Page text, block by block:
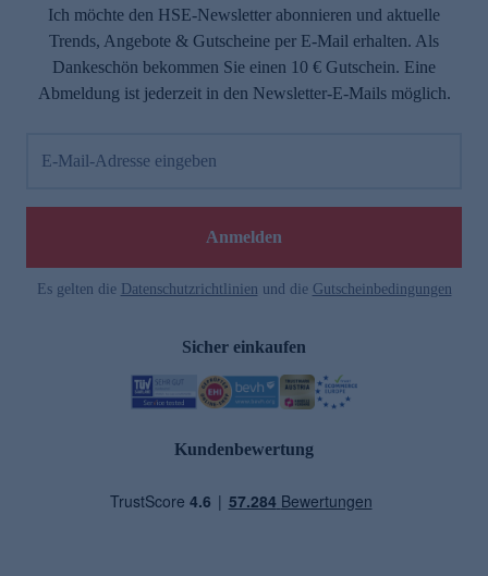
Ich möchte den HSE-Newsletter abonnieren und aktuelle
Trends, Angebote & Gutscheine per E-Mail erhalten. Als
Dankeschön bekommen Sie einen 10 € Gutschein. Eine
Abmeldung ist jederzeit in den Newsletter-E-Mails möglich.
E-Mail-Adresse eingeben
Anmelden
Es gelten die Datenschutzrichtlinien und die Gutscheinbedingungen
Sicher einkaufen
Kundenbewertung